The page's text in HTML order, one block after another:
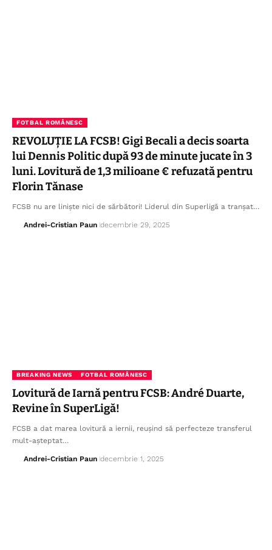
FOTBAL ROMÂNESC
REVOLUȚIE LA FCSB! Gigi Becali a decis soarta
lui Dennis Politic după 93 de minute jucate în 3
luni. Lovitură de 1,3 milioane € refuzată pentru
Florin Tănase
FCSB nu are liniște nici de sărbători! Liderul din Superligă a tranșat…
Andrei-Cristian Paun decembrie 29, 2025
BREAKING NEWS FOTBAL ROMÂNESC
Lovitură de Iarnă pentru FCSB: André Duarte,
Revine în SuperLigă!
FCSB a dat marea lovitură a iernii, reușind să perfecteze transferul
mult-așteptat…
Andrei-Cristian Paun decembrie 1, 2025